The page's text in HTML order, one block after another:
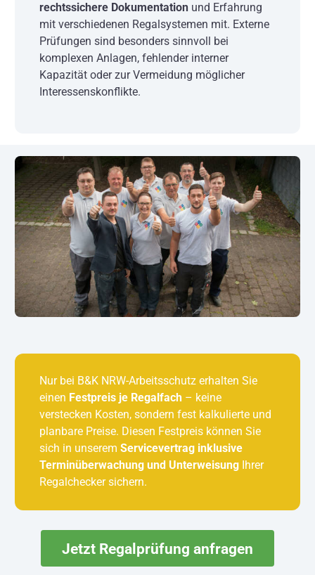
rechtssichere Dokumentationund Erfahrung
mit verschiedenen Regalsystemen mit. Externe
Prüfungen sind besonders sinnvoll bei
komplexen Anlagen, fehlender interner
Kapazität oder zur Vermeidung möglicher
Interessenskonflikte.
Nur bei B&K NRW-Arbeitsschutz erhalten Sie
einen Festpreis je Regalfach– keine
verstecken Kosten, sondern fest kalkulierte und
planbare Preise. Diesen Festpreis können Sie
sich in unserem Servicevertrag inklusive
Terminüberwachung und UnterweisungIhrer
Regalchecker sichern.
Jetzt Regalprüfung anfragen